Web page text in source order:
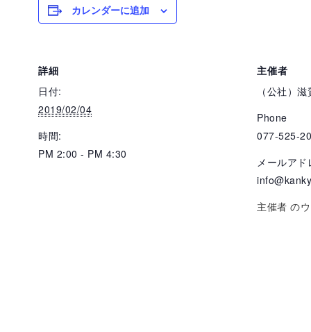
カレンダーに追加
詳細
日付:
2019/02/04
時間:
PM 2:00 - PM 4:30
主催者
（公社）
Phone
077-525-
メールアド
主催者 の